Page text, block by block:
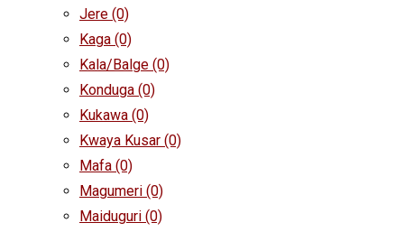
Jere (0)
Kaga (0)
Kala/Balge (0)
Konduga (0)
Kukawa (0)
Kwaya Kusar (0)
Mafa (0)
Magumeri (0)
Maiduguri (0)